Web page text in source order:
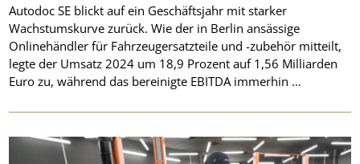
Autodoc SE blickt auf ein Geschäftsjahr mit starker
Wachstumskurve zurück. Wie der in Berlin ansässige
Onlinehändler für Fahrzeugersatzteile und -zubehör mitteilt,
legte der Umsatz 2024 um 18,9 Prozent auf 1,56 Milliarden
Euro zu, während das bereinigte EBITDA immerhin …